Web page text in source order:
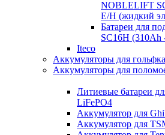
NOBLELIFT
E/H (жидкий
Батареи для
SC16H (310Ah
Iteco
Аккумуляторы для
Аккумуляторы для
Литиевые батареи
LiFePO4
Аккумулятор для
Аккумулятор для